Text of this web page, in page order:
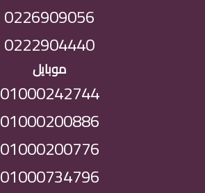
0226909056
0222904440
موبايل
01000242744
01000200886
01000200776
01000734796